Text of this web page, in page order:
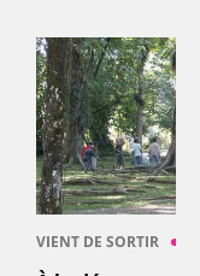
VIENT DE SORTIR